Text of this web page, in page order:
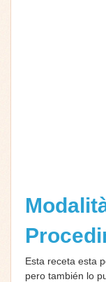
Esta receta esta
pero también lo